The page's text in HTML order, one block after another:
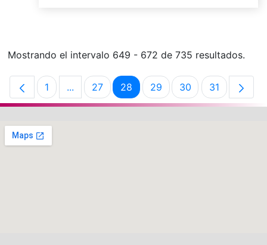
Mostrando el intervalo 649 - 672 de 735 resultados.
Página
1 ...Páginas intermedias Use TAB para
Página
27 Página
28 Página
29 Página
30 Página
31